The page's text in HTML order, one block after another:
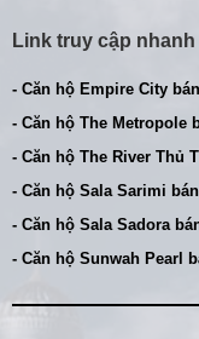
Link truy cập nhanh
- Căn hộ Empire City bán
- Căn hộ The Metropole
- Căn hộ The River Thủ
- Căn hộ Sala Sarimi bán
- Căn hộ Sala Sadora
- Căn hộ Sunwah Pearl